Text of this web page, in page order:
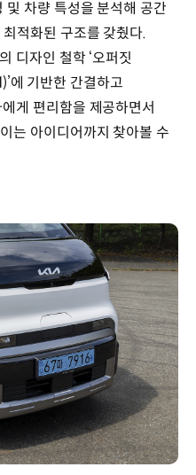
차량 특성을 분석해 공간
적화된 구조를 갖췄다.
디자인 철학 ‘오퍼짓
에 기반한 간결하고
게 편리함을 제공하면서
는 아이디어까지 찾아볼 수